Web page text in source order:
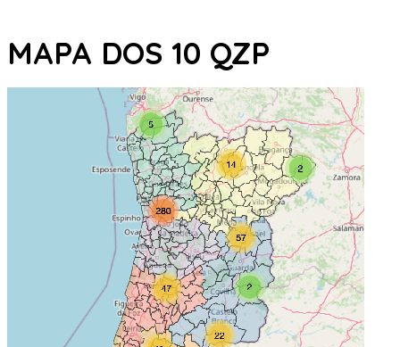
MAPA DOS 10 QZP